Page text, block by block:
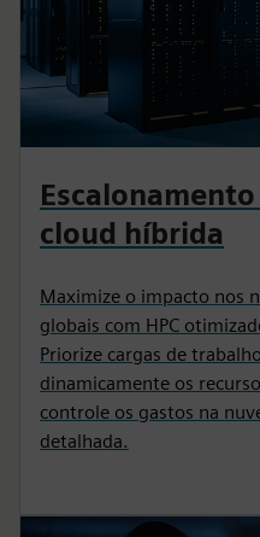
cloud híbrida
Maximize o impacto nos
globais com HPC
Priorize cargas de
dinamicamente os
controle os gastos na
detalhada.